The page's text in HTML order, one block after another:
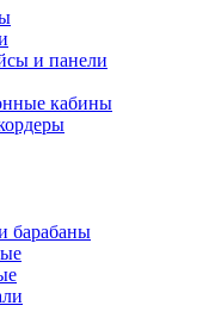
и панели
кабины
барабаны